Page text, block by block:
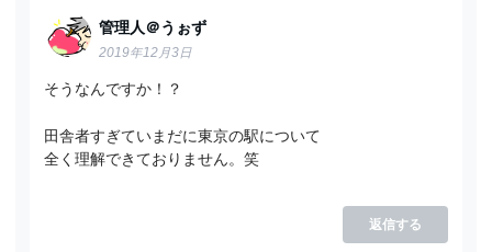
管理人＠うぉず
2019年12月3日
そうなんですか！？
田舎者すぎていまだに東京の駅について
全く理解できておりません。笑
返信する